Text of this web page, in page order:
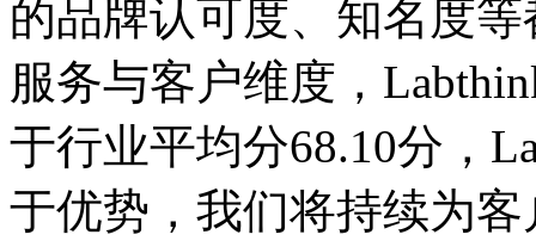
的品牌认可度、知名度
服务与客户维度，
于行业平均分68.10分，
于优势，我们将持续为